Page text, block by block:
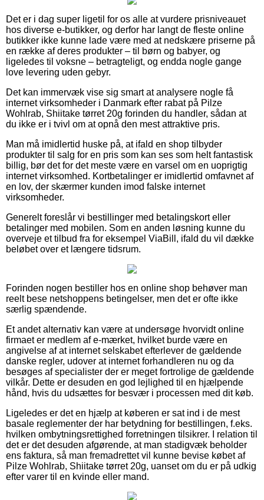
Det er i dag super ligetil for os alle at vurdere prisniveauet
hos diverse e-butikker, og derfor har langt de fleste online
butikker ikke kunne lade være med at nedskære priserne på
en række af deres produkter – til børn og babyer, og
ligeledes til voksne – betragteligt, og endda nogle gange
love levering uden gebyr.
Det kan immervæk vise sig smart at analysere nogle få
internet virksomheder i Danmark efter rabat på Pilze
Wohlrab, Shiitake tørret 20g forinden du handler, sådan at
du ikke er i tvivl om at opnå den mest attraktive pris.
Man må imidlertid huske på, at ifald en shop tilbyder
produkter til salg for en pris som kan ses som helt fantastisk
billig, bør det for det meste være en varsel om en uoprigtig
internet virksomhed. Kortbetalinger er imidlertid omfavnet af
en lov, der skærmer kunden imod falske internet
virksomheder.
Generelt foreslår vi bestillinger med betalingskort eller
betalinger med mobilen. Som en anden løsning kunne du
overveje et tilbud fra for eksempel ViaBill, ifald du vil dække
beløbet over et længere tidsrum.
Forinden nogen bestiller hos en online shop behøver man
reelt bese netshoppens betingelser, men det er ofte ikke
særlig spændende.
Et andet alternativ kan være at undersøge hvorvidt online
firmaet er medlem af e-mærket, hvilket burde være en
angivelse af at internet selskabet efterlever de gældende
danske regler, udover at internet forhandleren nu og da
besøges af specialister der er meget fortrolige de gældende
vilkår. Dette er desuden en god lejlighed til en hjælpende
hånd, hvis du udsættes for besvær i processen med dit køb.
Ligeledes er det en hjælp at køberen er sat ind i de mest
basale reglementer der har betydning for bestillingen, f.eks.
hvilken ombytningsrettighed forretningen tilsikrer. I relation til
det er det desuden afgørende, at man stadigvæk beholder
ens faktura, så man fremadrettet vil kunne bevise købet af
Pilze Wohlrab, Shiitake tørret 20g, uanset om du er på udkig
efter varer til en kvinde eller mand.